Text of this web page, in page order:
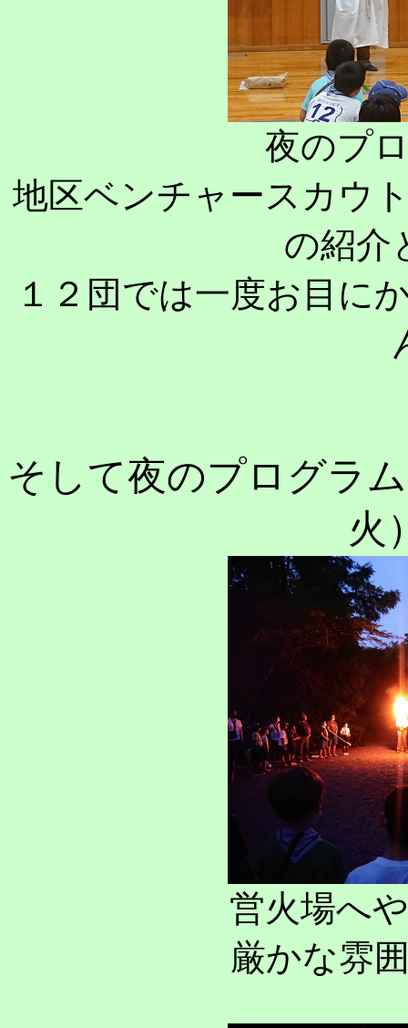
夜のプ
地区ベンチャースカウ
の紹介
１２団では一度お目に
そして夜のプログラ
火
営火場へ
厳かな雰